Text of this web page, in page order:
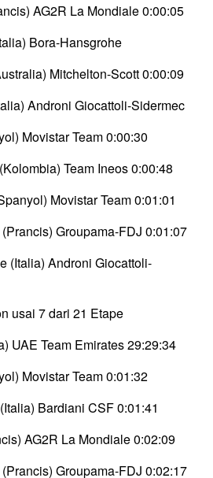
AG2R La Mondiale 0:00:05
Bora-Hansgrohe
Mitchelton-Scott 0:00:09
Androni Giocattoli-Sidermec
Movistar Team 0:00:30
Team Ineos 0:00:48
Movistar Team 0:01:01
Groupama-FDJ 0:01:07
(Italia) Androni Giocattoli-
usai 7 dari 21 Etape
UAE Team Emirates 29:29:34
Movistar Team 0:01:32
Bardiani CSF 0:01:41
AG2R La Mondiale 0:02:09
Groupama-FDJ 0:02:17